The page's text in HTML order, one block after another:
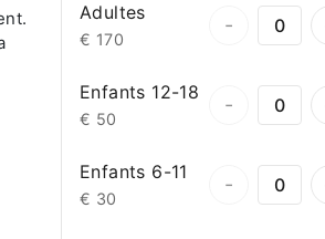
Adultes
€ 170
-
Enfants 12-18
€ 50
-
Enfants 6-11
€ 30
-